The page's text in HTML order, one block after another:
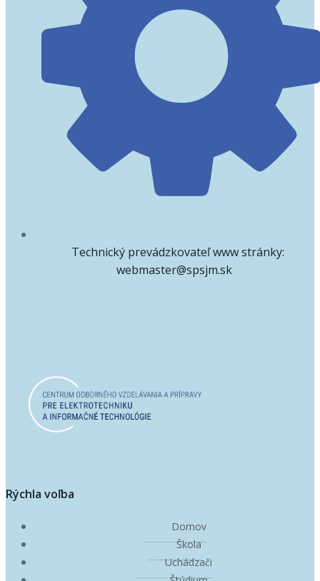
Technický prevádzkovateľ www stránky:
webmaster@spsjm.sk
Rýchla voľba
Domov
Škola
Uchádzači